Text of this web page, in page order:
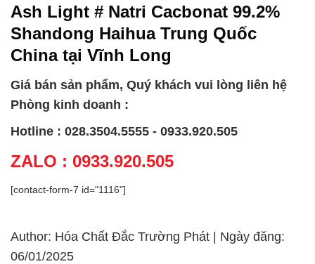
Ash Light # Natri Cacbonat 99.2%
Shandong Haihua Trung Quốc
China tại Vĩnh Long
Giá bán sản phẩm, Quý khách vui lòng liên hệ
Phòng kinh doanh :
Hotline : 028.3504.5555 - 0933.920.505
ZALO : 0933.920.505
[contact-form-7 id="1116"]
Author: Hóa Chất Đắc Trường Phát | Ngày đăng:
06/01/2025